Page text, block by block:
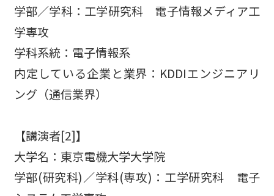
学部／学科：工学研究科 電子情報メディア工
学専攻
学科系統：電子情報系
内定している企業と業界：KDDIエンジニアリ
ング（通信業界）
【講演者[2]】
大学名：東京電機大学大学院
学部(研究科)／学科(専攻)：工学研究科 電子